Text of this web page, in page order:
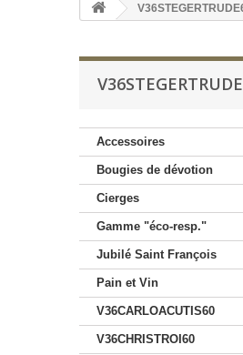
Accessoires
Bougies de dévotion
Cierges
Gamme "éco-resp."
Jubilé Saint François
Pain et Vin
V36CARLOACUTIS60
V36CHRISTROI60